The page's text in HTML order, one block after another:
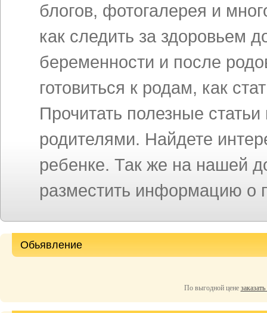
блогов, фотогалерея и
как следить за здоровьем
беременности и после
готовиться к родам, как
Прочитать полезные
родителями. Найдете
ребенке. Так же на нашей
разместить информацию о
Обьявление
По выгодной цене